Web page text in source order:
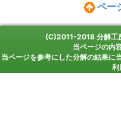
ペー
(C)2011-2018 分解工
当ページの内
当ページを参考にした分解の結果に
利